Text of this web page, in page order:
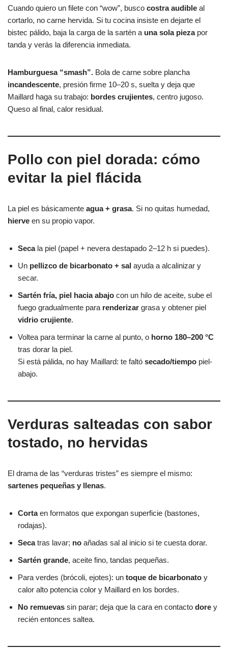
Cuando quiero un filete con “wow”, busco costra audible al
cortarlo, no carne hervida. Si tu cocina insiste en dejarte el
bistec pálido, baja la carga de la sartén a una sola piezapor
tanda y verás la diferencia inmediata.
Hamburguesa “smash”. Bola de carne sobre plancha
incandescente, presión firme 10–20 s, suelta y deja que
Maillard haga su trabajo: bordes crujientes, centro jugoso.
Queso al final, calor residual.
Pollo con piel dorada: cómo
evitar la piel flácida
La piel es básicamente agua + grasa. Si no quitas humedad,
hierve en su propio vapor.
Secala piel (papel + nevera destapado 2–12 h si puedes).
Un pellizco de bicarbonato + sal ayuda a alcalinizar y
secar.
Sartén fría, piel hacia abajo con un hilo de aceite, sube el
fuego gradualmente para renderizar grasa y obtener piel
vidrio crujiente.
Voltea para terminar la carne al punto, o horno 180–200 °C
tras dorar la piel.
Si está pálida, no hay Maillard: te faltó secado/tiempo piel-
abajo.
Verduras salteadas con sabor
tostado, no hervidas
El drama de las “verduras tristes” es siempre el mismo:
sartenes pequeñas y llenas.
Cortaen formatos que expongan superficie (bastones,
rodajas).
Secatras lavar; no añadas sal al inicio si te cuesta dorar.
Sartén grande, aceite fino, tandas pequeñas.
Para verdes (brócoli, ejotes): un toque de bicarbonato y
calor alto potencia color y Maillard en los bordes.
No remuevas sin parar; deja que la cara en contacto dore y
recién entonces saltea.